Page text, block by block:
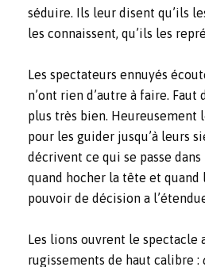
séduire. Ils leur disent qu’ils
les connaissent, qu’ils les
Les spectateurs ennuyés
n’ont rien d’autre à faire. Faut
plus très bien. Heureusement
pour les guider jusqu’à leurs
décrivent ce qui se passe
quand hocher la tête et quand
pouvoir de décision a
Les lions ouvrent le spectacle
rugissements de haut calibre :